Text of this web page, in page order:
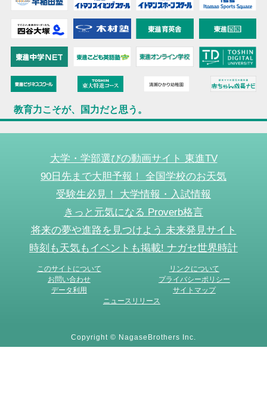
教育力こそが、国力だと思う。
大学・学部選びの動画サイト 東進TV
90日先まで大胆予報！ 全国学校のお天気
受験生必見！ 大学情報・入試情報
きっと元気になる Proverb格言
将来の夢や進路を見つけよう 未来発見サイト
時刻も天気もイベントも掲載! ナガセ世界時計
このサイトについて
リンクについて
お問い合わせ
プライバシーポリシー
データ利用
サイトマップ
ニュースリリース
Copyright © NagaseBrothers Inc.